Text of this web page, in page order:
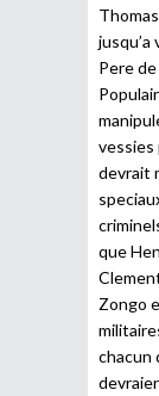
Pere
vessies
devrait
que
Zongo
chacun